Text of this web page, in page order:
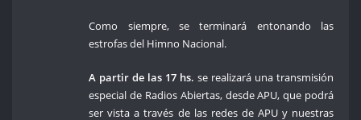
Como siempre, se terminará entonando las
estrofas del Himno Nacional.
A partir de las 17 hs.se realizará una transmisión
especial de Radios Abiertas, desde APU, que podrá
ser vista a través de las redes de APU y nuestras